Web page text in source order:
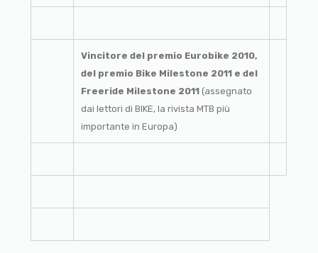
Vincitore del premio Eurobike 2010,
del premio Bike Milestone 2011 e del
Freeride Milestone 2011(assegnato
dai lettori di BIKE, la rivista MTB più
importante in Europa)